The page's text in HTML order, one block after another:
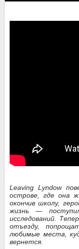
Leaving Lyndow
острове, где она
окончив школу,
жизнь —
исследований.
отъезду,
любимые места,
вернется.